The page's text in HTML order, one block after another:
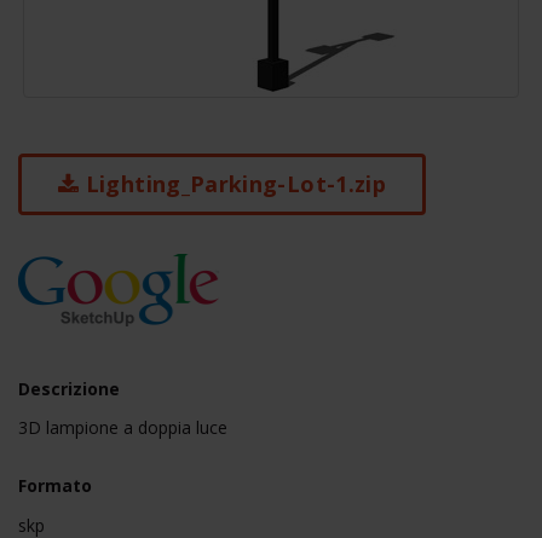
Lighting_Parking-Lot-1.zip
Descrizione
3D lampione a doppia luce
Formato
skp